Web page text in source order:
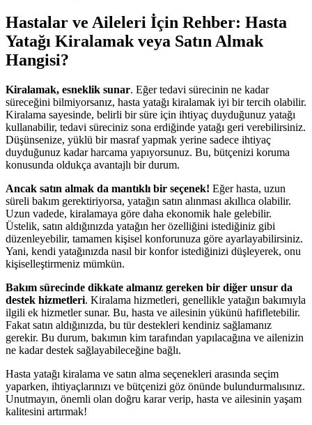
Hastalar ve Aileleri İçin Rehber: Hasta
Yatağı Kiralamak veya Satın Almak
Hangisi?
Kiralamak, esneklik sunar. Eğer tedavi sürecinin ne kadar
süreceğini bilmiyorsanız, hasta yatağı kiralamak iyi bir tercih olabilir.
Kiralama sayesinde, belirli bir süre için ihtiyaç duyduğunuz yatağı
kullanabilir, tedavi süreciniz sona erdiğinde yatağı geri verebilirsiniz.
Düşünsenize, yüklü bir masraf yapmak yerine sadece ihtiyaç
duyduğunuz kadar harcama yapıyorsunuz. Bu, bütçenizi koruma
konusunda oldukça avantajlı bir durum.
Ancak satın almak da mantıklı bir seçenek! Eğer hasta, uzun
süreli bakım gerektiriyorsa, yatağın satın alınması akıllıca olabilir.
Uzun vadede, kiralamaya göre daha ekonomik hale gelebilir.
Üstelik, satın aldığınızda yatağın her özelliğini istediğiniz gibi
düzenleyebilir, tamamen kişisel konforunuza göre ayarlayabilirsiniz.
Yani, kendi yatağınızda nasıl bir konfor istediğinizi düşleyerek, onu
kişiselleştirmeniz mümkün.
Bakım sürecinde dikkate almanız gereken bir diğer unsur da
destek hizmetleri. Kiralama hizmetleri, genellikle yatağın bakımıyla
ilgili ek hizmetler sunar. Bu, hasta ve ailesinin yükünü hafifletebilir.
Fakat satın aldığınızda, bu tür destekleri kendiniz sağlamanız
gerekir. Bu durum, bakımın kim tarafından yapılacağına ve ailenizin
ne kadar destek sağlayabileceğine bağlı.
Hasta yatağı kiralama ve satın alma seçenekleri arasında seçim
yaparken, ihtiyaçlarınızı ve bütçenizi göz önünde bulundurmalısınız.
Unutmayın, önemli olan doğru karar verip, hasta ve ailesinin yaşam
kalitesini artırmak!